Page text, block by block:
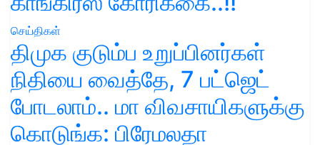
செய்திகள்
திமுக குடும்ப உறுப்பினர்கள்
நிதியை வைத்தே, 7 பட்ஜெட்
போடலாம்.. மா விவசாயிகளுக்கு
கொடுங்க: பிரேமலதா